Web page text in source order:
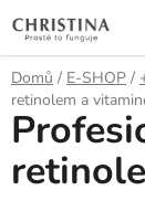
na
obsah
Domů / E-SHOP /
retinolem a